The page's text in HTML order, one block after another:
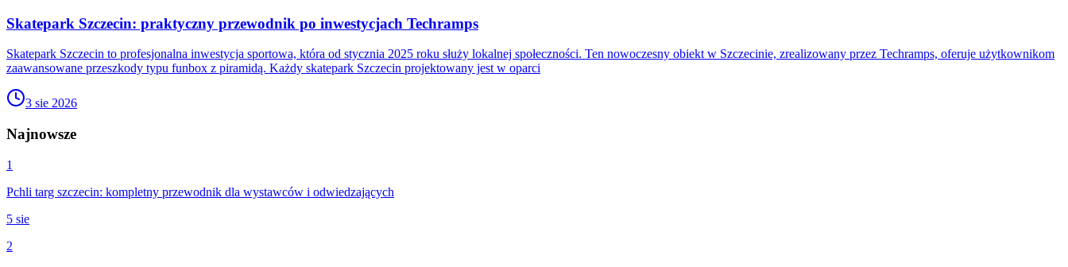
Skatepark Szczecin: praktyczny przewodnik po inwestycjach Techramps
Skatepark Szczecin to profesjonalna inwestycja sportowa, która od stycznia 2025 roku służy lokalnej społeczności. Ten nowoczesny obiekt w Szczecinie, zrealizowany przez Techramps, oferuje użytkownikom
zaawansowane przeszkody typu funbox z piramidą. Każdy skatepark Szczecin projektowany jest w oparci
3 sie 2026
Najnowsze
1
Pchli targ szczecin: kompletny przewodnik dla wystawców i odwiedzających
5 sie
2